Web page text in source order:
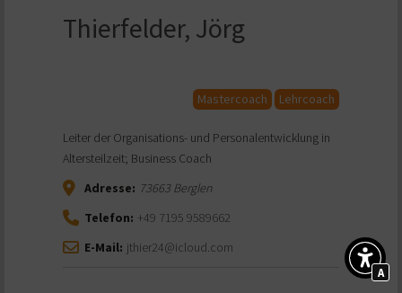
Thierfelder, Jörg
Mastercoach Lehrcoach
Leiter der Organisations- und Personalentwicklung in
Altersteilzeit; Business Coach
Adresse: 73663Berglen
Telefon: +49 7195 9589662
E-Mail: jthier24@icloud.com
A